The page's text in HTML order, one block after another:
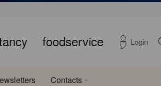
foodservice Login
Contacts